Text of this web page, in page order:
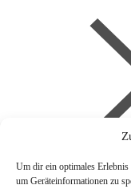
Um dir ein optimales
um Geräteinformationen zu